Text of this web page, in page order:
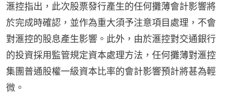
滙控指出，此次股票發行產生的任何攤薄會計影響將
於完成時確認，並作為重大須予注意項目處理，不會
對滙控的股息產生影響。此外，由於滙控對交通銀行
的投資採用監管規定資本處理方法，任何攤薄對滙控
集團普通股權一級資本比率的會計影響預計將甚為輕
微。